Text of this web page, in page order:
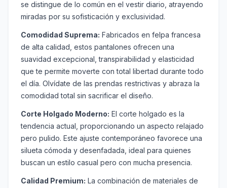
se distingue de lo común en el vestir diario, atrayendo
miradas por su sofisticación y exclusividad.
Comodidad Suprema: Fabricados en felpa francesa
de alta calidad, estos pantalones ofrecen una
suavidad excepcional, transpirabilidad y elasticidad
que te permite moverte con total libertad durante todo
el día. Olvídate de las prendas restrictivas y abraza la
comodidad total sin sacrificar el diseño.
Corte Holgado Moderno: El corte holgado es la
tendencia actual, proporcionando un aspecto relajado
pero pulido. Este ajuste contemporáneo favorece una
silueta cómoda y desenfadada, ideal para quienes
buscan un estilo casual pero con mucha presencia.
Calidad Premium: La combinación de materiales de